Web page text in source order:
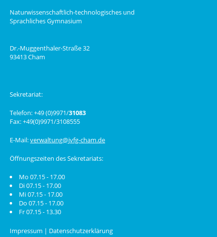
Naturwissenschaftlich-technologisches und
Sprachliches Gymnasium
Dr.-Muggenthaler-Straße 32
93413 Cham
Sekretariat:
Telefon: +49 (0)9971/31083
Fax: +49(0)9971/3108555
E-Mail:verwaltung@jvfg-cham.de
Öffnungszeiten des Sekretariats:
Mo 07.15 - 17.00
Di 07.15 - 17.00
Mi 07.15 - 17.00
Do 07.15 - 17.00
Fr 07.15 - 13.30
Impressum | Datenschutzerklärung